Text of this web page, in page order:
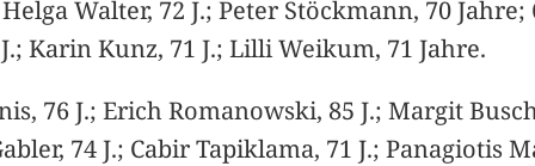
Walter, 72 J.; Peter Stöckmann, 70
Karin Kunz, 71 J.; Lilli Weikum, 71 Jahre.
76 J.; Erich Romanowski, 85 J.; Margit
74 J.; Cabir Tapiklama, 71 J.; Panagiotis